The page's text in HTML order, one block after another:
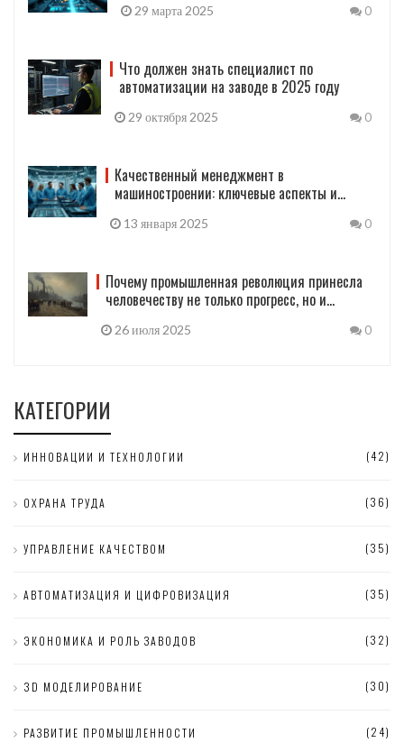
29 марта 2025 0
Что должен знать специалист по
автоматизации на заводе в 2025 году
29 октября 2025 0
Качественный менеджмент в
машиностроении: ключевые аспекты и
13 января 2025 0
Почему промышленная революция принесла
человечеству не только прогресс, но и
26 июля 2025 0
КАТЕГОРИИ
ИННОВАЦИИ И ТЕХНОЛОГИИ (42)
ОХРАНА ТРУДА (36)
УПРАВЛЕНИЕ КАЧЕСТВОМ (35)
АВТОМАТИЗАЦИЯ И ЦИФРОВИЗАЦИЯ (35)
ЭКОНОМИКА И РОЛЬ ЗАВОДОВ (32)
3D МОДЕЛИРОВАНИЕ (30)
РАЗВИТИЕ ПРОМЫШЛЕННОСТИ (24)